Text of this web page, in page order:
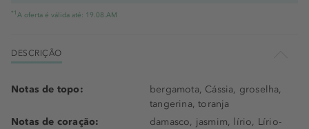
*1 A oferta é válida até: 19.08.AM
DESCRIÇÃO
Notas de topo:
bergamota, Cássia, groselha,
tangerina, toranja
Notas de coração:
damasco, jasmim, lírio, Lírio-